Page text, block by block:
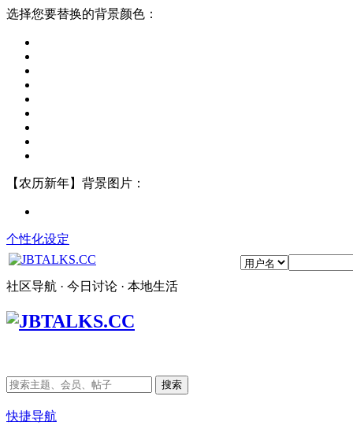
选择您要替换的背景颜色：
【农历新年】背景图片：
个性化设定
社区导航 · 今日讨论 · 本地生活
搜索
快捷导航